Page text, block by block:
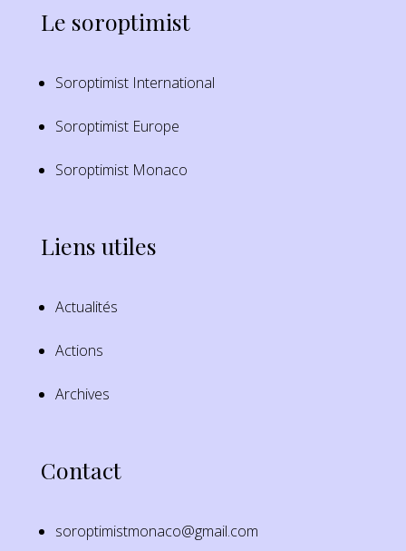
Le soroptimist
Soroptimist International
Soroptimist Europe
Soroptimist Monaco
Liens utiles
Actualités
Actions
Archives
Contact
soroptimistmonaco@gmail.com